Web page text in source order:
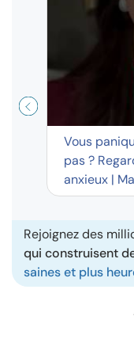
Vous
pas ?
anxieux |
Rejoignez des
qui construisent
saines et plus